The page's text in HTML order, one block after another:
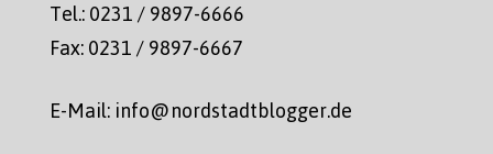
Tel.: 0231 / 9897-6666
Fax: 0231 / 9897-6667
E-Mail: info@nordstadtblogger.de